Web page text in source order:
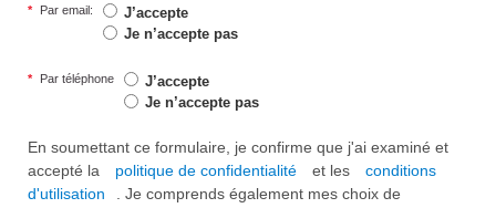
* Par email:
J’accepte
Je n’accepte pas
* Par téléphone
J’accepte
Je n’accepte pas
En soumettant ce formulaire, je confirme que j'ai examiné et
accepté la
politique de confidentialité et les
conditions
d'utilisation
. Je comprends également mes choix de